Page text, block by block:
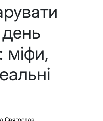
міфи,
Святослав